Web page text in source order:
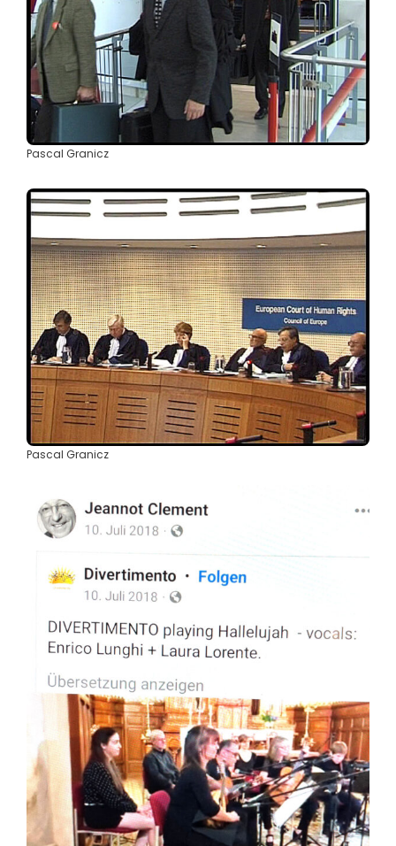
Pascal Granicz
Pascal Granicz